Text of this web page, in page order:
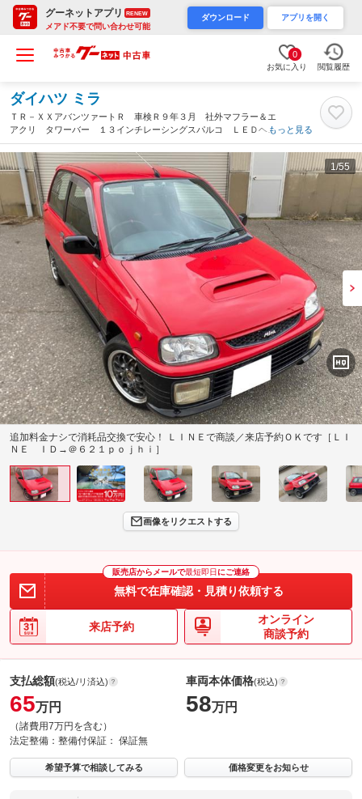
グーネットアプリ RENEW
メアド不要で問い合わせ可能
ダウンロード アプリを開く
0
お気に入り 閲覧履歴
ダイハツ ミラ
ＴＲ－ＸＸアバンツァートＲ 車検Ｒ９年３月 社外マフラー＆エ
アクリ タワーバー １３インチレーシングスパルコ ＬＥＤヘッ
ドライト＆ポジション＆ルームランプ＆ナンバー灯 新品バッテリ
ー 同色で全塗装済み（石川県）
もっと見る
1/55
追加料金ナシで消耗品交換で安心！ ＬＩＮＥで商談／来店予約ＯＫです［ＬＩ
ＮＥ ＩＤ→＠６２１ｐｏｊｈｉ］
画像をリクエストする
販売店からメールで最短即日 にご連絡
無料で在庫確認・見積り依頼する
来店予約
オンライン
商談予約
支払総額(税込/リ済込)
65万円
（諸費用7万円を含む）
車両本体価格(税込)
58万円
法定整備： 整備付保証： 保証無
希望予算で相談してみる 価格変更をお知らせ